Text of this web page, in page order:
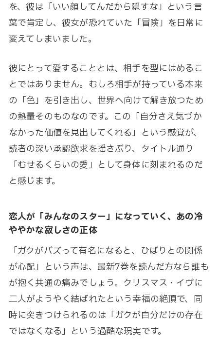
を、彼は「いい顔してんだから隠すな」という言
葉で肯定し、彼女が恐れていた「冒険」を日常に
変えてしまいました。
彼にとって愛することとは、相手を型にはめるこ
とではありません。むしろ相手が持っている本来
の「色」を引き出し、世界へ向けて解き放つため
の熱量そのものなのです。この「自分さえ気づか
なかった価値を見出してくれる」という感覚が、
読者の深い承認欲求を揺さぶり、タイトル通り
「むせるくらいの愛」として身体に刻まれるのだ
と感じます。
恋人が「みんなのスター」になっていく、あの冷
ややかな寂しさの正体
「ガクがバズって有名になると、ひばりとの関係
が心配」という声は、最新7巻を読んだ方なら誰も
が抱く共通の痛みでしょう。クリスマス・イヴに
二人がようやく結ばれたという幸福の絶頂で、同
時に突きつけられるのは「ガクが自分だけの存在
ではなくなる」という過酷な現実です。